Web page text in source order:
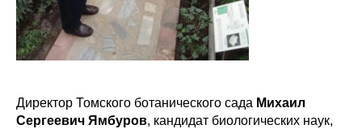
Директор Томского ботанического сада Михаил
Сергеевич Ямбуров, кандидат биологических наук,